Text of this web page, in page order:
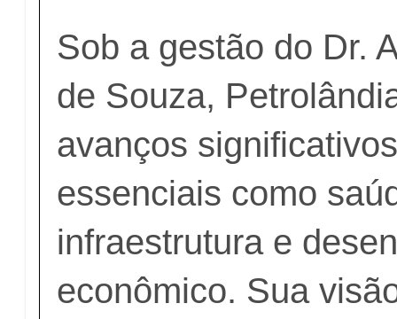
Sob a gestão do Dr.
de Souza,
avanços
essenciais como
infraestrutura e
econômico. Sua